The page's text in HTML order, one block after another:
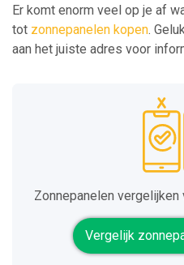
Er komt enorm veel op je af
tot zonnepanelen kopen.
aan het juiste adres voor
Zonnepanelen
Vergelijk